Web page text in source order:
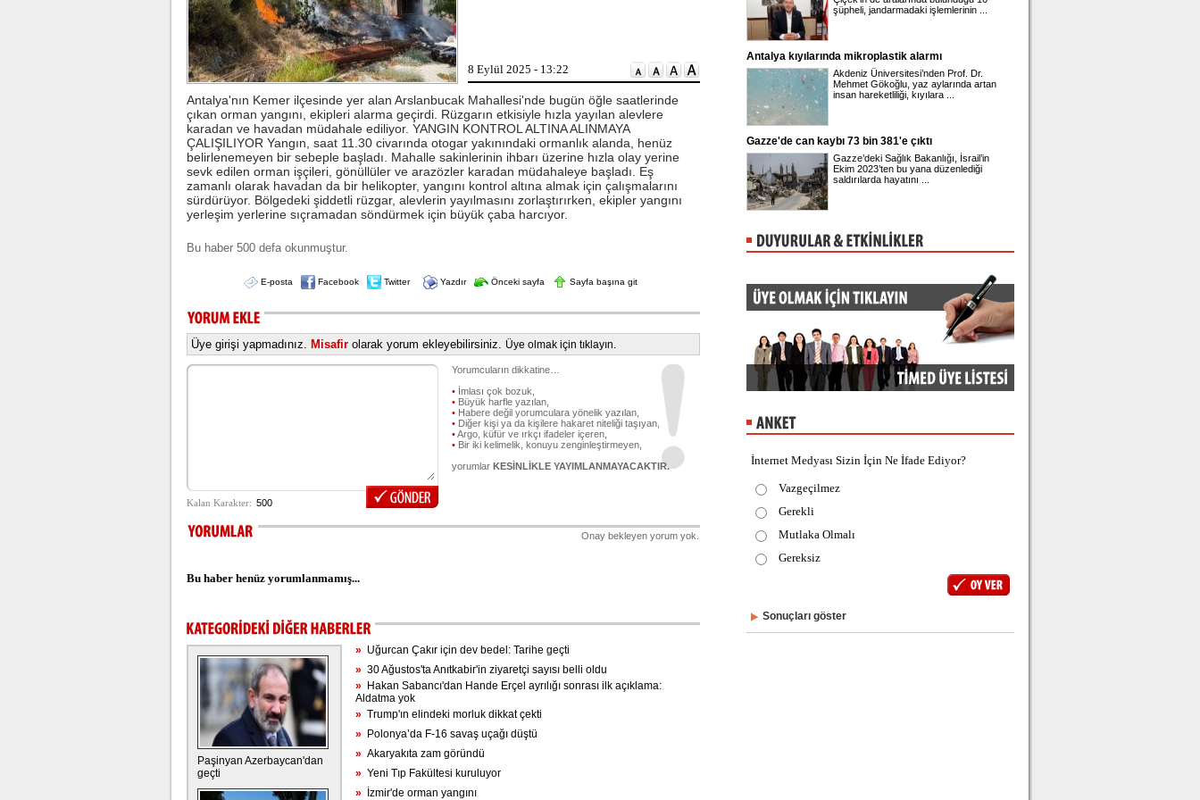
8 Eylül 2025 - 13:22
Antalya'nın Kemer ilçesinde yer alan Arslanbucak Mahallesi'nde bugün öğle saatlerinde
çıkan orman yangını, ekipleri alarma geçirdi. Rüzgarın etkisiyle hızla yayılan alevlere
karadan ve havadan müdahale ediliyor. YANGIN KONTROL ALTINA ALINMAYA
ÇALIŞILIYOR Yangın, saat 11.30 civarında otogar yakınındaki ormanlık alanda, henüz
belirlenemeyen bir sebeple başladı. Mahalle sakinlerinin ihbarı üzerine hızla olay yerine
sevk edilen orman işçileri, gönüllüler ve arazözler karadan müdahaleye başladı. Eş
zamanlı olarak havadan da bir helikopter, yangını kontrol altına almak için çalışmalarını
sürdürüyor. Bölgedeki şiddetli rüzgar, alevlerin yayılmasını zorlaştırırken, ekipler yangını
yerleşim yerlerine sıçramadan söndürmek için büyük çaba harcıyor.
Bu haber 500 defa okunmuştur.
E-posta Facebook Twitter Yazdır Önceki sayfa Sayfa başına git
Üye girişi yapmadınız. Misafir olarak yorum ekleyebilirsiniz. Üye olmak için tıklayın.
Yorumcuların dikkatine…
• İmlası çok bozuk,
• Büyük harfle yazılan,
• Habere değil yorumculara yönelik yazılan,
• Diğer kişi ya da kişilere hakaret niteliği taşıyan,
•Argo, küfür ve ırkçı ifadeler içeren,
• Bir iki kelimelik, konuyu zenginleştirmeyen,
yorumlar KESİNLİKLE YAYIMLANMAYACAKTIR.
Onay bekleyen yorum yok.
Bu haber henüz yorumlanmamış...
Paşinyan Azerbaycan'dan
geçti
» Uğurcan Çakır için dev bedel: Tarihe geçti
» 30 Ağustos'ta Anıtkabir'in ziyaretçi sayısı belli oldu
» Hakan Sabancı'dan Hande Erçel ayrılığı sonrası ilk açıklama:
Aldatma yok
» Trump'ın elindeki morluk dikkat çekti
» Polonya’da F-16 savaş uçağı düştü
» Akaryakıta zam göründü
» Yeni Tıp Fakültesi kuruluyor
» İzmir'de orman yangını
Tarım ve Orman Bakanlığı, gıda
ürünlerinde taklit ve tağşiş yapan
markaları ifşalamaya devam ediyor.
...
Beşiktaş'ta şok sakatlık
Beşiktaş Kulübü, futbolculardan
Wilfred Ndidi'nin ayak bileğinde
ligaman yaralanması tespit edildiğini
duyurdu.
şüpheli, jandarmadaki işlemlerinin ...
Antalya kıyılarında mikroplastik alarmı
Akdeniz Üniversitesi’nden Prof. Dr.
Mehmet Gökoğlu, yaz aylarında artan
insan hareketliliği, kıyılara ...
Gazze'de can kaybı 73 bin 381'e çıktı
Gazze’deki Sağlık Bakanlığı, İsrail’in
Ekim 2023’ten bu yana düzenlediği
saldırılarda hayatını ...
İnternet Medyası Sizin İçin Ne İfade Ediyor?
Vazgeçilmez
Gerekli
Mutlaka Olmalı
Gereksiz
Sonuçları göster